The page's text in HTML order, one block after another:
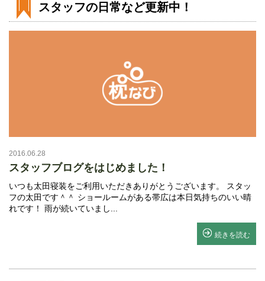
スタッフの日常など更新中！
2016.06.28
スタッフブログをはじめました！
いつも太田寝装をご利用いただきありがとうございます。 スタッ
フの太田です＾＾ ショールームがある帯広は本日気持ちのいい晴
れです！ 雨が続いていまし...
続きを読む